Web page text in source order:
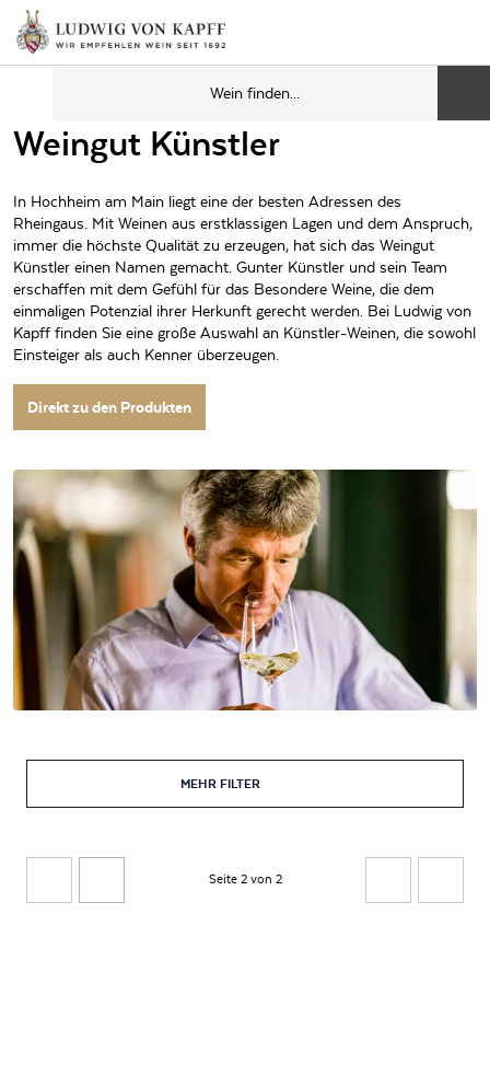
Weingut Künstler
In Hochheim am Main liegt eine der besten Adressen des
Rheingaus. Mit Weinen aus erstklassigen Lagen und dem Anspruch,
immer die höchste Qualität zu erzeugen, hat sich das Weingut
Künstler einen Namen gemacht. Gunter Künstler und sein Team
erschaffen mit dem Gefühl für das Besondere Weine, die dem
einmaligen Potenzial ihrer Herkunft gerecht werden. Bei Ludwig von
Kapff finden Sie eine große Auswahl an Künstler-Weinen, die sowohl
Einsteiger als auch Kenner überzeugen.
Direkt zu den Produkten
MEHR FILTER
Seite 2 von 2